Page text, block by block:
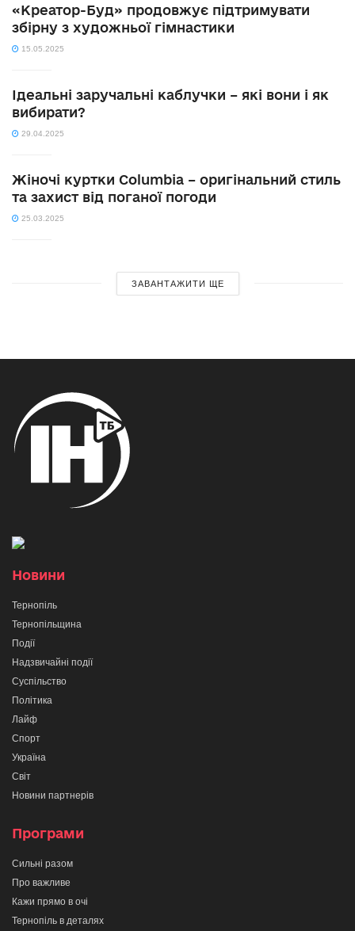
«Креатор-Буд» продовжує підтримувати
збірну з художньої гімнастики
15.05.2025
Ідеальні заручальні каблучки – які вони і як
вибирати?
29.04.2025
Жіночі куртки Columbia – оригінальний стиль
та захист від поганої погоди
25.03.2025
ЗАВАНТАЖИТИ ЩЕ
Новини
Тернопіль
Тернопільщина
Події
Надзвичайні події
Суспільство
Політика
Лайф
Спорт
Україна
Світ
Новини партнерів
Програми
Сильні разом
Про важливе
Кажи прямо в очі
Тернопіль в деталях